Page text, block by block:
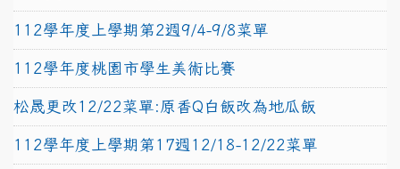
112學年度上學期第2週9/4-9/8菜單
112學年度桃園市學生美術比賽
松晟更改12/22菜單:原香Q白飯改為地瓜飯
112學年度上學期第17週12/18-12/22菜單